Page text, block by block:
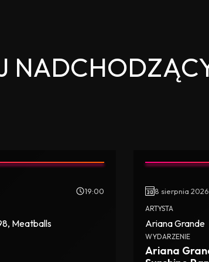
19:00
Meatballs
8 sierpnia 2026
ARTYSTA
Ariana Grande
WYDARZENIE
Ariana